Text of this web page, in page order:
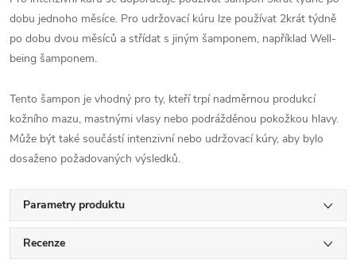
dobu jednoho měsíce. Pro udržovací kúru lze používat 2krát týdně
po dobu dvou měsíců a střídat s jiným šamponem, například Well-
being šamponem.
Tento šampon je vhodný pro ty, kteří trpí nadměrnou produkcí
kožního mazu, mastnými vlasy nebo podrážděnou pokožkou hlavy.
Může být také součástí intenzivní nebo udržovací kúry, aby bylo
dosaženo požadovaných výsledků.
Parametry produktu
Recenze